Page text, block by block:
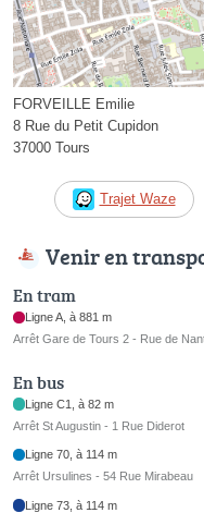
FORVEILLE Emilie
8 Rue du Petit Cupidon
37000 Tours
Trajet Waze
Venir en
En tram
Ligne A, à 881 m
Arrêt Gare de Tours 2 - Rue de
En bus
Ligne C1, à 82 m
Arrêt St Augustin - 1 Rue Diderot
Ligne 70, à 114 m
Arrêt Ursulines - 54 Rue Mirabeau
Ligne 73, à 114 m